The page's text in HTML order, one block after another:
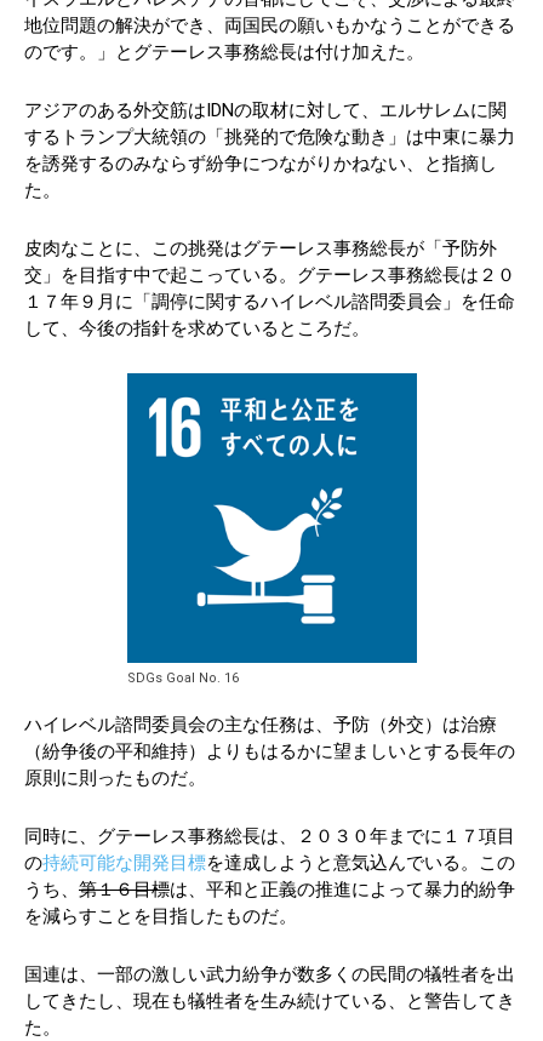
地位問題の解決ができ、両国民の願いもかなうことができる
のです。」とグテーレス事務総長は付け加えた。
アジアのある外交筋はIDNの取材に対して、エルサレムに関
するトランプ大統領の「挑発的で危険な動き」は中東に暴力
を誘発するのみならず紛争につながりかねない、と指摘し
た。
皮肉なことに、この挑発はグテーレス事務総長が「予防外
交」を目指す中で起こっている。グテーレス事務総長は２０
１７年９月に「調停に関するハイレベル諮問委員会」を任命
して、今後の指針を求めているところだ。
SDGs Goal No. 16
ハイレベル諮問委員会の主な任務は、予防（外交）は治療
（紛争後の平和維持）よりもはるかに望ましいとする長年の
原則に則ったものだ。
同時に、グテーレス事務総長は、２０３０年までに１７項目
の持続可能な開発目標を達成しようと意気込んでいる。この
うち、 第１６目標は、平和と正義の推進によって暴力的紛争
を減らすことを目指したものだ。
国連は、一部の激しい武力紛争が数多くの民間の犠牲者を出
してきたし、現在も犠牲者を生み続けている、と警告してき
た。